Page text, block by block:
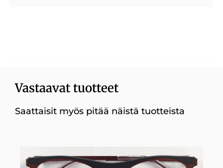
Vastaavat tuotteet
Saattaisit myös pitää näistä tuotteista